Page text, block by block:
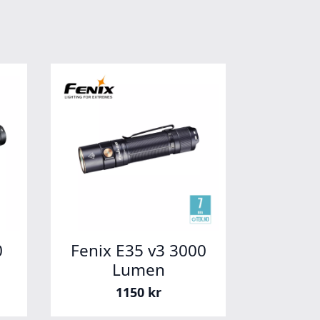
Fenix E35 v3 3000
Lumen
1150 kr